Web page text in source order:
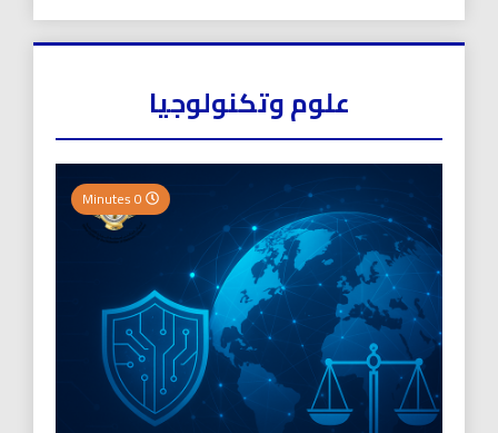
علوم وتكنولوجيا